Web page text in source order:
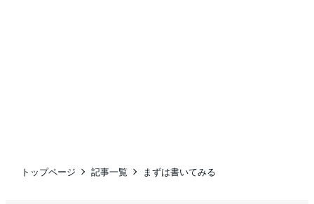
トップページ 記事一覧 まずは書いてみる